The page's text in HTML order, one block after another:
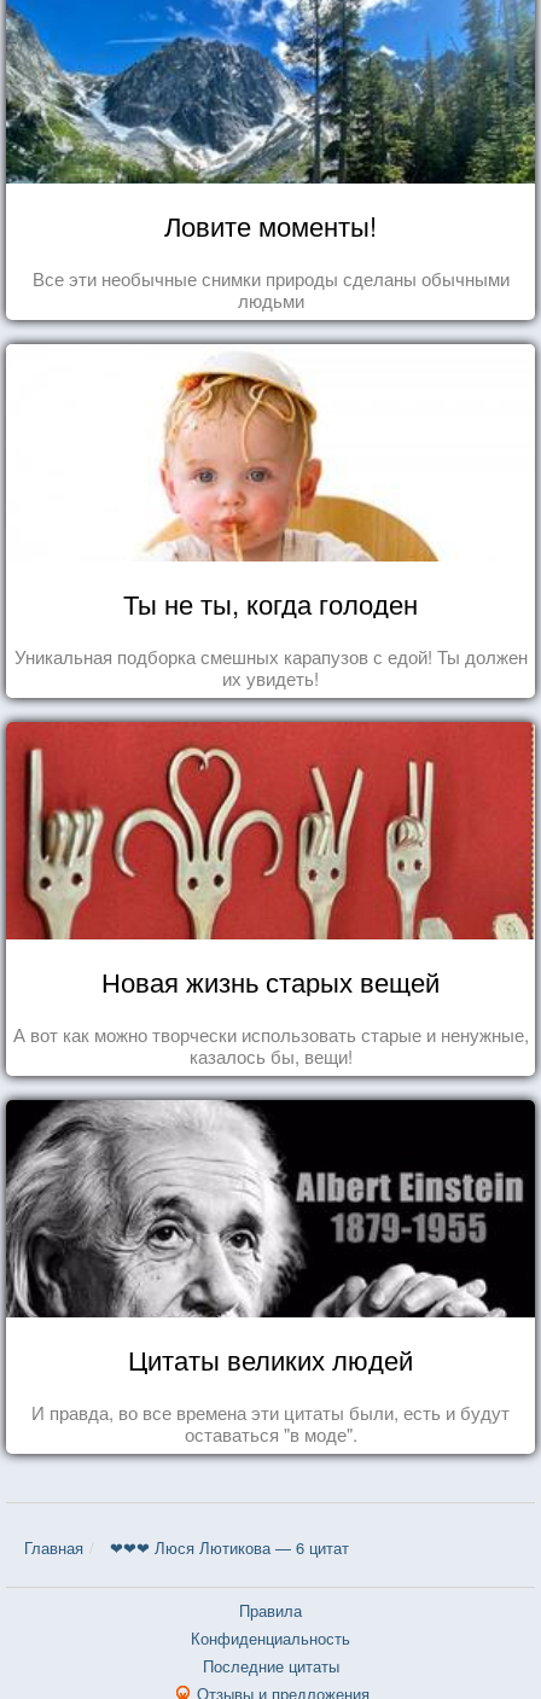
Ловите моменты!
Все эти необычные снимки природы сделаны обычными
людьми
Ты не ты, когда голоден
Уникальная подборка смешных карапузов с едой! Ты должен
их увидеть!
Новая жизнь старых вещей
А вот как можно творчески использовать старые и ненужные,
казалось бы, вещи!
Цитаты великих людей
И правда, во все времена эти цитаты были, есть и будут
оставаться "в моде".
Главная ❤❤❤ Люся Лютикова — 6 цитат
Правила
Конфиденциальность
Последние цитаты
Отзывы и предложения